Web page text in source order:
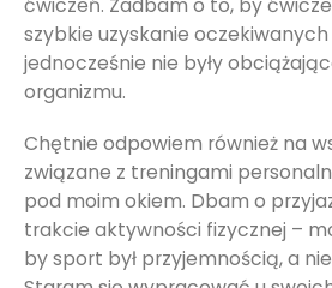
ćwiczeń. Zadbam o to, by
szybkie uzyskanie
jednocześnie nie były
organizmu.
Chętnie odpowiem również na
związane z treningami
pod moim okiem. Dbam o
trakcie aktywności fizycznej –
by sport był przyjemnością, a